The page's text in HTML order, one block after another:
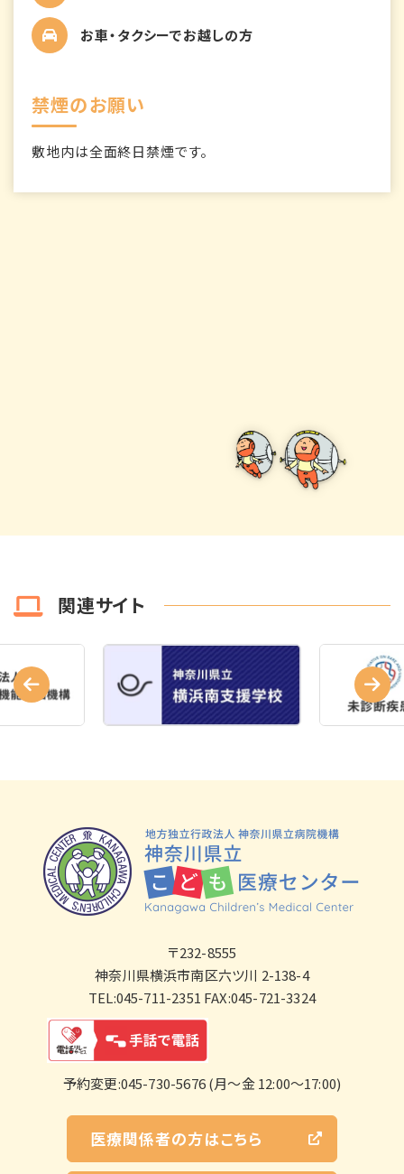
お車・タクシーでお越しの方
禁煙のお願い
敷地内は全面終日禁煙です。
関連サイト
〒232-8555
神奈川県横浜市南区六ツ川 2-138-4
TEL:045-711-2351 FAX:045-721-3324
予約変更:045-730-5676 (月～金 12:00～17:00)
医療関係者の方はこちら